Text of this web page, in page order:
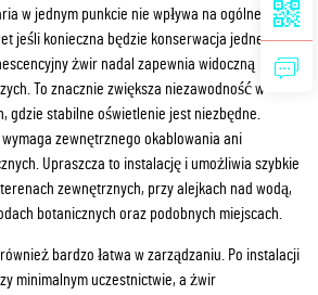
w jednym punkcie nie wpływa na ogólne
jeśli konieczna będzie konserwacja jednej z
żwir nadal zapewnia widoczną
To znacznie zwiększa niezawodność w
gdzie stabilne oświetlenie jest niezbędne.
zewnętrznego okablowania ani
Upraszcza to instalację i umożliwia szybkie
zewnętrznych, przy alejkach nad wodą,
botanicznych oraz podobnych miejscach.
bardzo łatwa w zarządzaniu. Po instalacji
minimalnym uczestnictwie, a żwir